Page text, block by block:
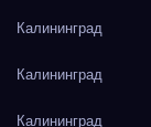
Калининград
Калининград
Калининград